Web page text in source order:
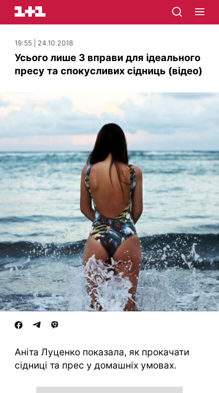
19:55 | 24.10.2018
Усього лише 3 вправи для ідеального
пресу та спокусливих сідниць (відео)
Аніта Луценко показала, як прокачати
сідниці та прес у домашніх умовах.